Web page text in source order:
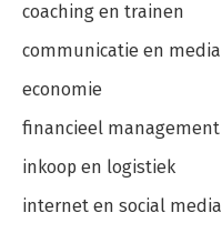
coaching en trainen
communicatie en media
economie
financieel management
inkoop en logistiek
internet en social media